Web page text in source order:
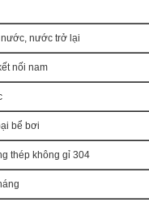
nước trở lại
nối nam
bể bơi
thép không gỉ 304